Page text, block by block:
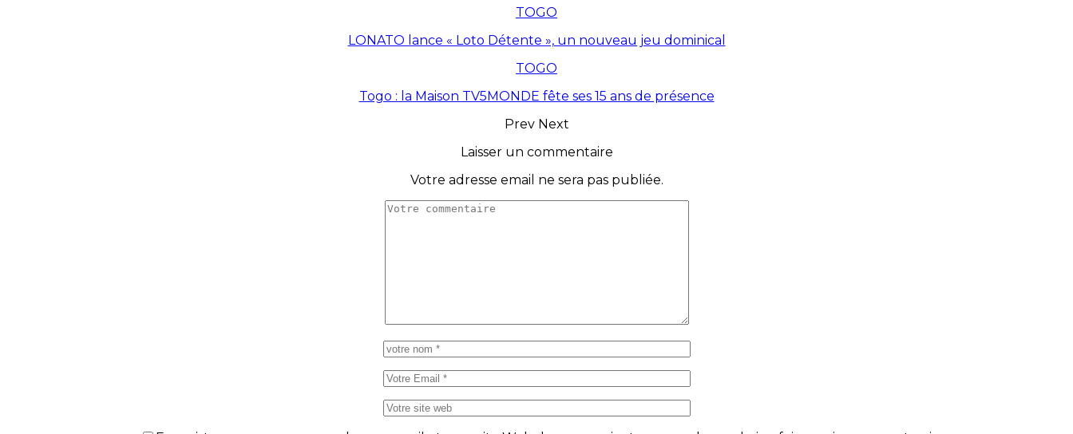
TOGO
LONATO lance « Loto Détente », un nouveau jeu dominical
TOGO
Togo : la Maison TV5MONDE fête ses 15 ans de présence
Prev Next
Laisser un commentaire
Votre adresse email ne sera pas publiée.